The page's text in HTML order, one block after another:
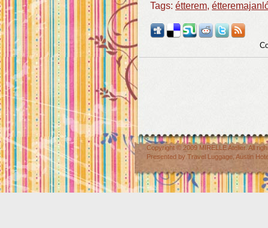
Tags: étterem,
Copyright © 2009 MIRELLE Atelier. All
Presented by Travel Luggage Austin